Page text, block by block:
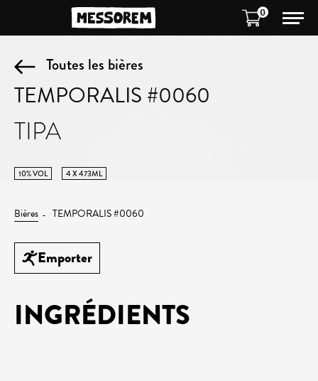
0
Toutes les bières
TEMPORALIS #0060
TIPA
10% VOL 4 X 473ML
Bières TEMPORALIS #0060
Emporter
INGRÉDIENTS